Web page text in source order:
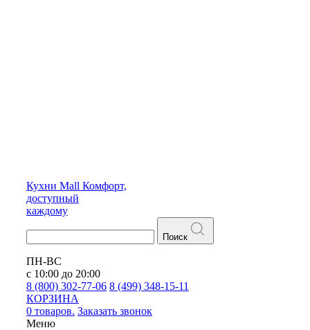
Кухни Mall Комфорт,
доступный
каждому
Поиск
ПН-ВС
с 10:00 до 20:00
8 (800) 302-77-06 8 (499) 348-15-11
КОРЗИНА
0 товаров. Заказать звонок
Меню